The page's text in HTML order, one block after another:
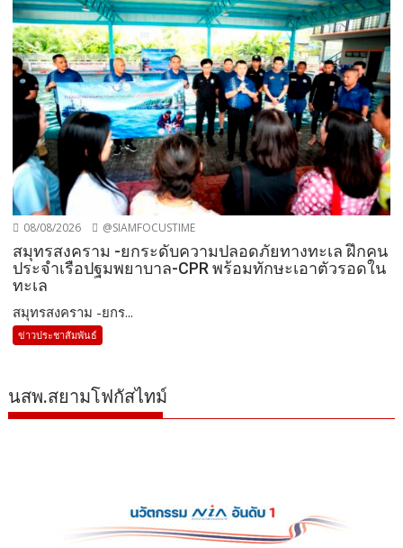
08/08/2026 @SIAMFOCUSTIME
สมุทรสงคราม -ยกระดับความปลอดภัยทางทะเล ฝึกคน
ประจำเรือปฐมพยาบาล-CPR พร้อมทักษะเอาตัวรอดใน
ทะเล
สมุทรสงคราม -ยกร...
ข่าวประชาสัมพันธ์
นสพ.สยามโฟกัสไทม์